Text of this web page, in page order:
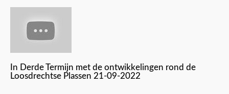
In Derde Termijn met de ontwikkelingen rond de
Loosdrechtse Plassen 21-09-2022